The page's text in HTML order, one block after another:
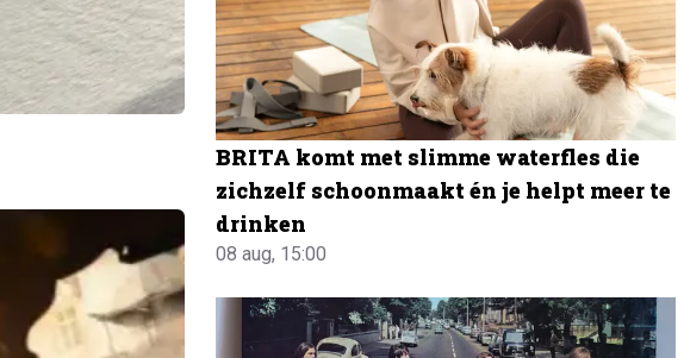
BRITA komt met slimme waterfles die
zichzelf schoonmaakt én je helpt meer te
drinken
08 aug, 15:00